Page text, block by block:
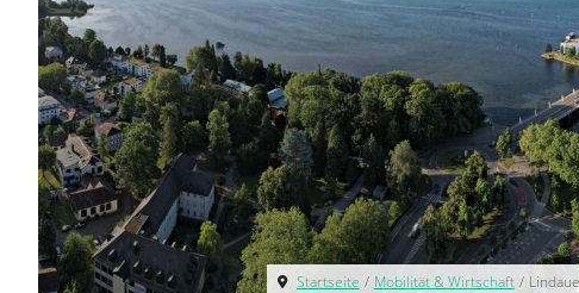
Startseite / Mobilität & Wirtschaft /